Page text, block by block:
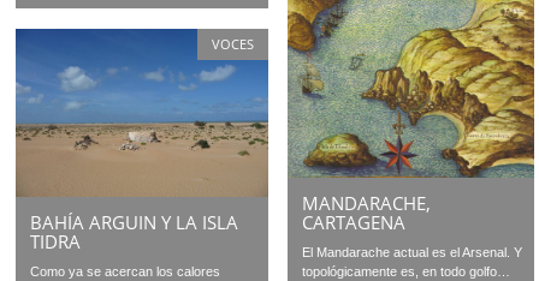
MANDARACHE,
CARTAGENA
El Mandarache actual es el Arsenal. Y
topológicamente es, en todo golfo…
VOCES
BAHÍA ARGUIN Y LA ISLA
TIDRA
Como ya se acercan los calores